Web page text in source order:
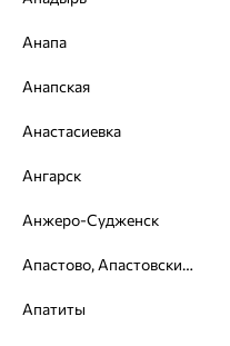
Похожие изделия
64%
Анапа
Анапская
Анастасиевка
Ангарск
Анжеро-Судженск
Апастово, Апастовский район
Апатиты